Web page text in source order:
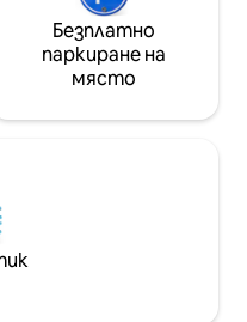
Безплатно
паркиране на
място